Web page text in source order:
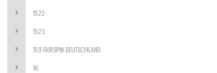
1522
1523
159 FAIRSPIN DEUTSCHLAND
16